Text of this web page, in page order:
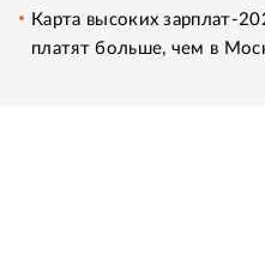
Карта высоких зарплат-
платят больше, чем в